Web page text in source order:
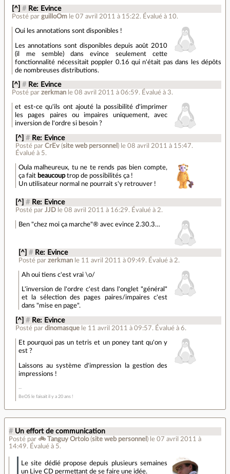
[^] # Re: Evince
Posté parguilloOm le 07 avril 2011 à 15:22. Évalué à 10.
Oui les annotations sont disponibles !
Les annotations sont disponibles depuis août 2010
(il me semble) dans evince seulement cette
fonctionnalité nécessitait poppler 0.16 qui n'était pas dans les dépôts
de nombreuses distributions.
[^] # Re: Evince
Posté parzerkman le 08 avril 2011 à 06:59. Évalué à 3.
et est-ce qu'ils ont ajouté la possibilité d'imprimer
les pages paires ou impaires uniquement, avec
inversion de l'ordre si besoin ?
[^] # Re: Evince
Posté par CrEv(site web personnel ) le 08 avril 2011 à 15:47.
Évalué à 5.
Oula malheureux, tu ne te rends pas bien compte,
ça fait beaucouptrop de possibilités ça !
Un utilisateur normal ne pourrait s'y retrouver !
[^] # Re: Evince
Posté par JJD le 08 avril 2011 à 16:29. Évalué à 2.
Ben "chez moi ça marche"® avec evince 2.30.3…
[^] # Re: Evince
Posté parzerkman le 11 avril 2011 à 09:49. Évalué à 2.
Ah oui tiens c'est vrai \o/
L'inversion de l'ordre c'est dans l'onglet "général"
et la sélection des pages paires/impaires c'est
dans "mise en page".
[^] # Re: Evince
Posté par dinomasque le 11 avril 2011 à 09:57. Évalué à 6.
Et pourquoi pas un tetris et un poney tant qu'on y
est ?
Laissons au système d'impression la gestion des
impressions !
BeOS le faisait il y a 20 ans !
# Un effort de communication
Posté par 🚲 Tanguy Ortolo(site web personnel ) le 07 avril 2011 à
14:49. Évalué à 5.
Le site dédié propose depuis plusieurs semaines
un Live CD permettant de se faire une idée.